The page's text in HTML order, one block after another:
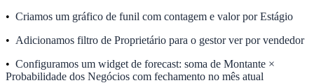
• Criamos um gráfico de funil com contagem e valor por Estágio
• Adicionamos filtro de Proprietário para o gestor ver por vendedor
• Configuramos um widget de forecast: soma de Montante ×
Probabilidade dos Negócios com fechamento no mês atual